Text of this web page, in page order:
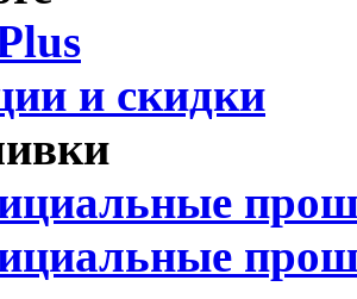
и скидки